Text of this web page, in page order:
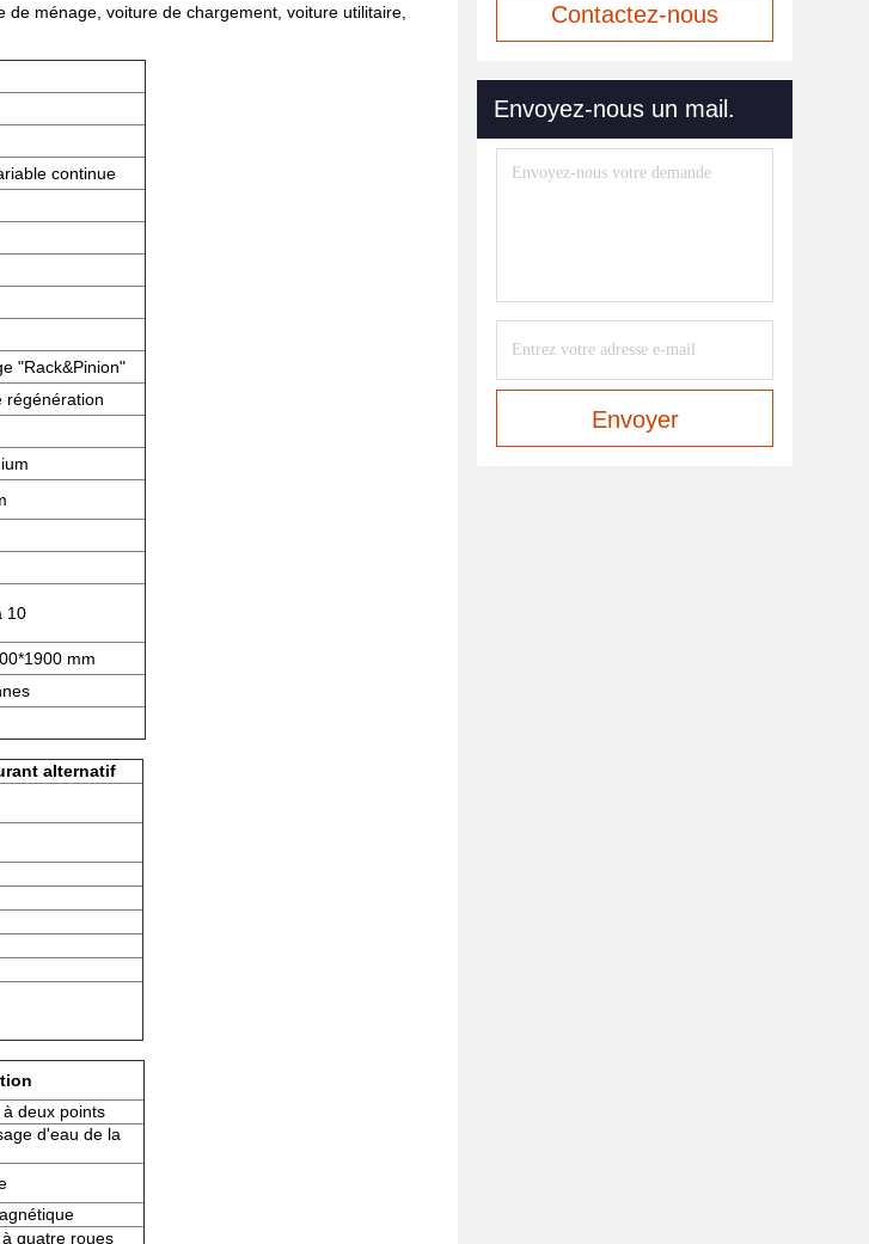
ménage, voiture de chargement, voiture utilitaire,
continue
"Rack&Pinion"
régénération
10
mm
alternatif
deux points
d'eau de la
quatre roues
Contactez-nous
Envoyez-nous un mail.
Envoyer